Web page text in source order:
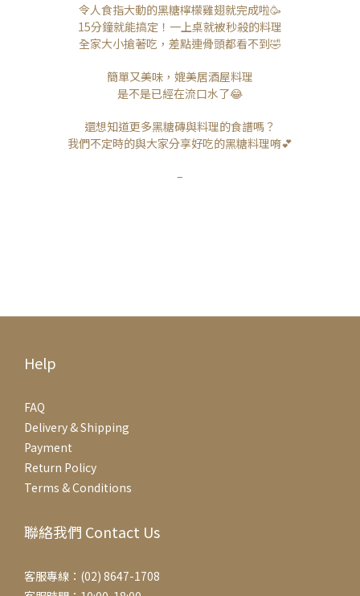
令人食指大動的黑糖檸檬雞翅就完成啦🥳
15分鐘就能搞定！一上桌就被秒殺的料理
全家大小搶著吃，差點連骨頭都看不到🤣
簡單又美味，媲美居酒屋料理
是不是已經在流口水了😂
還想知道更多黑糖磚與料理的食譜嗎？
我們不定時的與大家分享好吃的黑糖料理唷💕
–
Help
FAQ
Delivery & Shipping
Payment
Return Policy
Terms & Conditions
聯絡我們 Contact Us
客服專線：(02) 8647-1708